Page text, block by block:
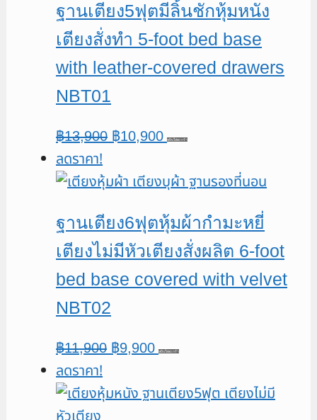
ฐานเตียง5ฟุตมีลิ้นชักหุ้มหนัง
เตียงสั่งทำ 5-foot bed base
with leather-covered drawers
NBT01
฿13,900 Original
was:
฿10,900Current
is:
หยิบใส่ตะกร้า
ลดราคา!
ฐานเตียง6ฟุตหุ้มผ้ากำมะหยี่
เตียงไม่มีหัวเตียงสั่งผลิต 6-foot
bed base covered with velvet
NBT02
฿11,900 Original
was:
฿9,900Current
is:
หยิบใส่ตะกร้า
ลดราคา!